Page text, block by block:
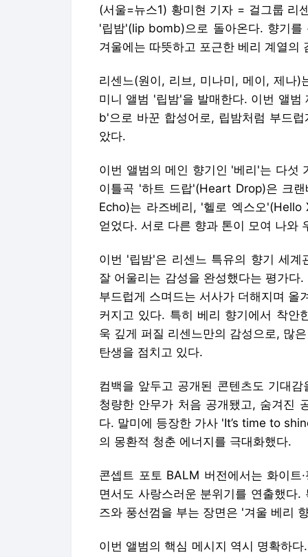
(서울=뉴스1) 황미현 기자 = 걸그룹 리
'립밤'(lip bomb)으로 돌아온다. 향기
겨울에는 따뜻하고 포근한 베리 계열의
리센느(원이, 리브, 미나미, 메이, 제나
미니 앨범 '립밤'을 발매한다. 이번 앨
b'으로 바꾼 합성어로, 립밤처럼 부드
았다.
이번 앨범의 메인 향기인 '베리'는 다섯
이틀곡 '하트 드랍'(Heart Drop)은 크
Echo)는 라즈베리, '헬로 엑스오
얻었다. 서로 다른 향과 톤이 모여 나와
이번 '립밤'은 리센느 특유의 향기 세
잘 어울리는 감성을 완성했다는 평가
부드럽게 스며드는 서사가 더해지며 올
커지고 있다. 특히 베리 향기에서 착안
욱 깊게 퍼질 리센느만의 감성으로, 많
탄생을 점치고 있다.
컴백을 앞두고 공개된 콘텐츠도 기대
청량한 안무가 처음 공개됐고, 숨겨진
다. 말미에 등장한 가사 'It’s time to
의 몽환적 청춘 에너지를 극대화했다.
콘셉트 포토 BALM 버전에서는 화이트
면서도 사랑스러운 분위기를 연출했다
즈와 풍선껌을 부는 장면은 '겨울 베리
이번 앨범의 핵심 메시지 역시 명확하